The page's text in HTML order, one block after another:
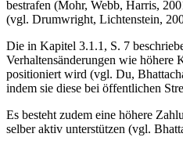
bestrafen (Mohr, Webb, Harris,
(vgl. Drumwright, Lichtenstein,
Die in Kapitel 3.1.1, S. 7
Verhaltensänderungen wie
positioniert wird (vgl. Du,
indem sie diese bei öffentlichen
Es besteht zudem eine höhere
selber aktiv unterstützen (vgl.